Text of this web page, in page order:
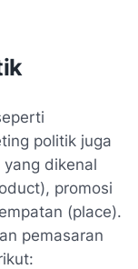
politik juga
dikenal
promosi
(place).
pemasaran